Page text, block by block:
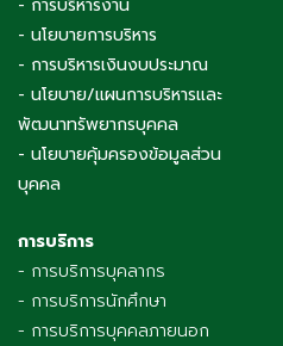
- นโยบายการบริหาร
- การบริหารเงินงบประมาณ
- นโยบาย/แผนการบริหารและ
พัฒนาทรัพยากรบุคคล
- นโยบายคุ้มครองข้อมูลส่วน
บุคคล
การบริการ
- การบริการบุคลากร
- การบริการนักศึกษา
- การบริการบุคคลภายนอก